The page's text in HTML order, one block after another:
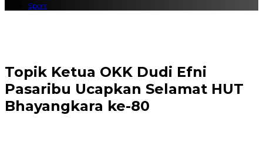
Sport
Topik Ketua OKK Dudi Efni
Pasaribu Ucapkan Selamat HUT
Bhayangkara ke-80